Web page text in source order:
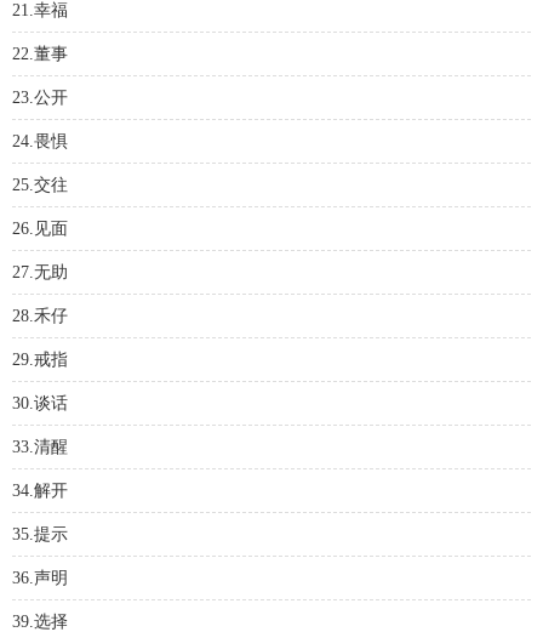
21.幸福
22.董事
23.公开
24.畏惧
25.交往
26.见面
27.无助
28.禾仔
29.戒指
30.谈话
33.清醒
34.解开
35.提示
36.声明
39.选择